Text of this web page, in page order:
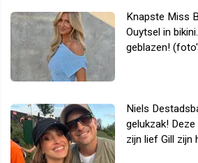
Knapste Miss
Ouytsel in
geblazen!
Niels
gelukzak!
zijn lief Gill zijn